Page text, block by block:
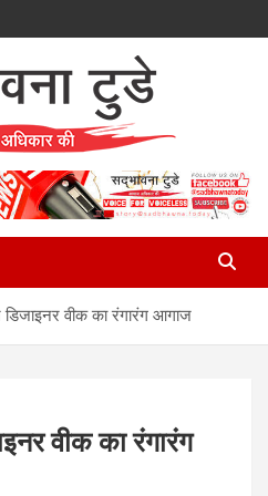
वीक का रंगारंग आगाज
वीक का रंगारंग